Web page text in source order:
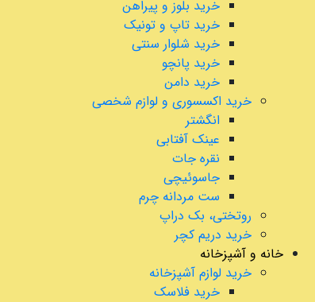
خرید بلوز و پیراهن
خرید تاپ و تونیک
خرید شلوار سنتی
خرید پانچو
خرید دامن
خرید اکسسوری و لوازم شخصی
انگشتر
عینک آفتابی
نقره جات
جاسوئیچی
ست مردانه چرم
روتختی، بک دراپ
خرید دریم کچر
خانه و آشپزخانه
خرید لوازم آشپزخانه
خرید فلاسک